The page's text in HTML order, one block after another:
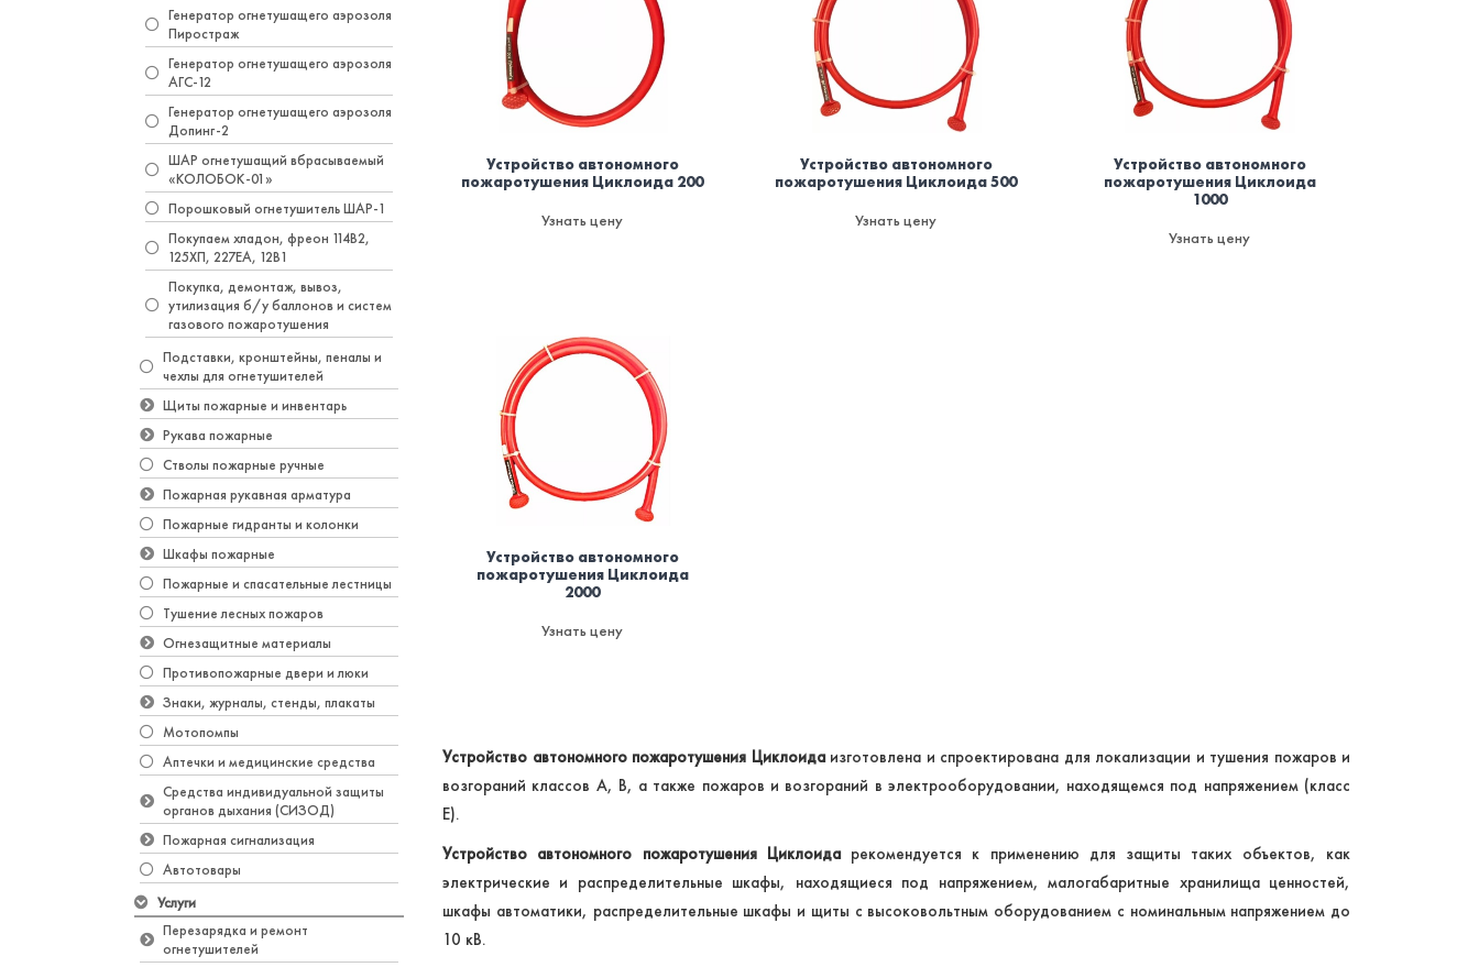
Генератор огнетушащего аэрозоля
Пиростраж
Генератор огнетушащего аэрозоля
АГС-12
Генератор огнетушащего аэрозоля
Допинг-2
ШАР огнетушащий вбрасываемый
«КОЛОБОК-01»
Порошковый огнетушитель ШАР-1
Покупаем хладон, фреон 114B2,
125ХП, 227EA, 12В1
Покупка, демонтаж, вывоз,
утилизация б/у баллонов и систем
газового пожаротушения
Подставки, кронштейны, пеналы и
чехлы для огнетушителей
Щиты пожарные и инвентарь
Рукава пожарные
Стволы пожарные ручные
Пожарная рукавная арматура
Пожарные гидранты и колонки
Шкафы пожарные
Пожарные и спасательные лестницы
Тушение лесных пожаров
Огнезащитные материалы
Противопожарные двери и люки
Знаки, журналы, стенды, плакаты
Мотопомпы
Аптечки и медицинские средства
Средства индивидуальной защиты
органов дыхания (СИЗОД)
Пожарная сигнализация
Автотовары
Услуги
Перезарядка и ремонт
огнетушителей
Устройство автономного
пожаротушения Циклоида 200
Узнать цену
Устройство автономного
пожаротушения Циклоида 500
Узнать цену
Устройство автономного
пожаротушения Циклоида
1000
Узнать цену
Устройство автономного
пожаротушения Циклоида
2000
Узнать цену
Устройство автономного пожаротушения Циклоидаизготовлена и спроектирована для локализации и тушения пожаров и
возгораний классов А, B, а также пожаров и возгораний в электрооборудовании, находящемся под напряжением (класс
E).
Устройство автономного пожаротушения Циклоидарекомендуется к применению для защиты таких объектов, как
электрические и распределительные шкафы, находящиеся под напряжением, малогабаритные хранилища ценностей,
шкафы автоматики, распределительные шкафы и щиты с высоковольтным оборудованием с номинальным напряжением до
10 кВ.